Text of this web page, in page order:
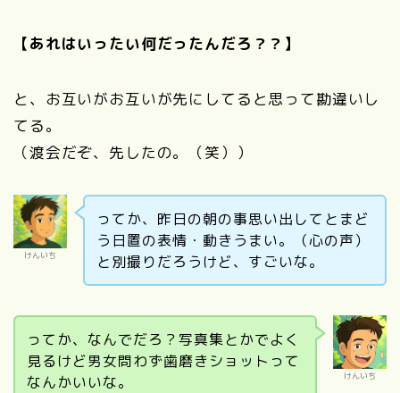
【あれはいったい何だったんだろ？？】
と、お互いがお互いが先にしてると思って勘違いし
てる。
（渡会だぞ、先したの。（笑））
けんいち
ってか、昨日の朝の事思い出してとまど
う日置の表情・動きうまい。（心の声）
と別撮りだろうけど、すごいな。
けんいち
ってか、なんでだろ？写真集とかでよく
見るけど男女問わず歯磨きショットって
なんかいいな。